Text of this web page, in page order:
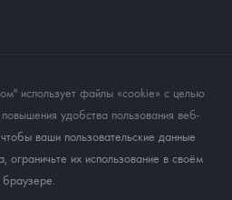
использует файлы «cookie» с целью
удобства пользования веб-
ваши пользовательские данные
ограничьте их использование в своём
браузере.